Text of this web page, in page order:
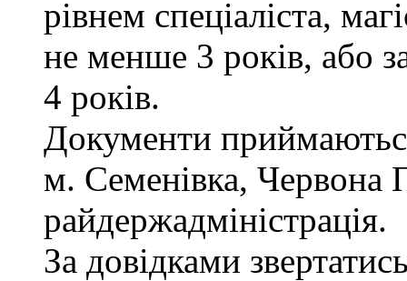
рівнем спеціаліста,
не менше 3 років, або
4 років.
Документи
м. Семенівка,
райдержадміністрація.
За довідками